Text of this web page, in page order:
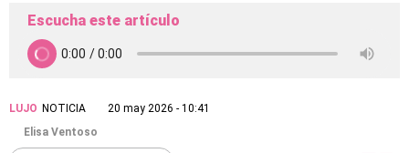
Escucha este artículo
LUJO NOTICIA
20 may 2026 - 10:41
Elisa Ventoso